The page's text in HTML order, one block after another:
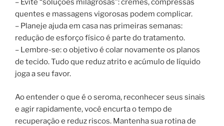
– Evite “soluções milagrosas”: cremes, compressas
quentes e massagens vigorosas podem complicar.
– Planeje ajuda em casa nas primeiras semanas:
redução de esforço físico é parte do tratamento.
– Lembre-se: o objetivo é colar novamente os planos
de tecido. Tudo que reduz atrito e acúmulo de líquido
joga a seu favor.
Ao entender o que é o seroma, reconhecer seus sinais
e agir rapidamente, você encurta o tempo de
recuperação e reduz riscos. Mantenha sua rotina de